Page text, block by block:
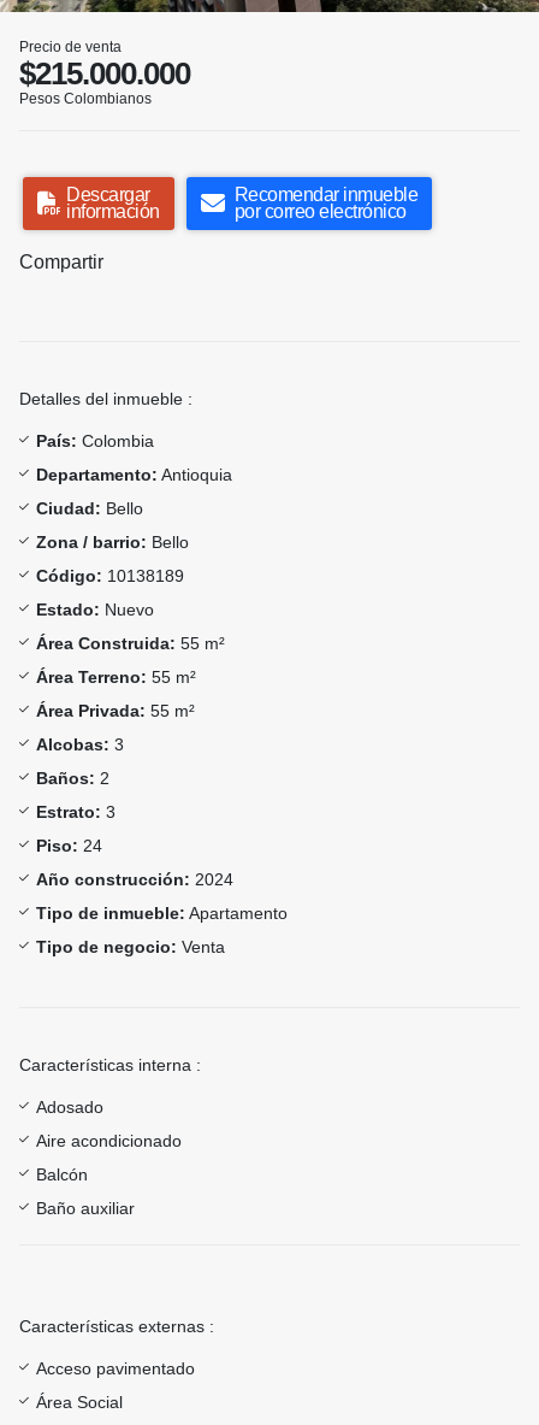
Precio de venta
$215.000.000
Pesos Colombianos
Descargar
información
Recomendar inmueble
por correo electrónico
Compartir
Detalles del inmueble :
País: Colombia
Departamento: Antioquia
Ciudad: Bello
Zona / barrio: Bello
Código: 10138189
Estado: Nuevo
Área Construida: 55 m²
Área Terreno: 55 m²
Área Privada: 55 m²
Alcobas: 3
Baños: 2
Estrato: 3
Piso: 24
Año construcción: 2024
Tipo de inmueble: Apartamento
Tipo de negocio: Venta
Características interna :
Adosado
Aire acondicionado
Balcón
Baño auxiliar
Características externas :
Acceso pavimentado
Área Social